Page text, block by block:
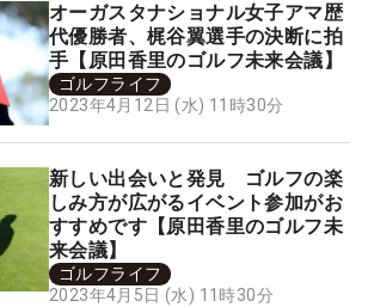
オーガスタナショナル女子アマ歴
代優勝者、梶谷翼選手の決断に拍
手【原田香里のゴルフ未来会議】
ゴルフライフ
2023年4月12日 (水) 11時30分
新しい出会いと発見 ゴルフの楽
しみ方が広がるイベント参加がお
すすめです【原田香里のゴルフ未
来会議】
ゴルフライフ
2023年4月5日 (水) 11時30分